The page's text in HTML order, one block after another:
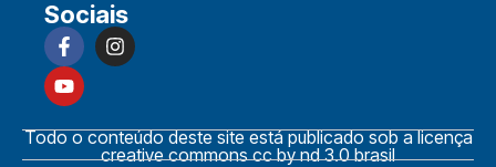
Sociais
Todo o conteúdo deste site está publicado sob a licença
creative commons cc by nd 3.0 brasil